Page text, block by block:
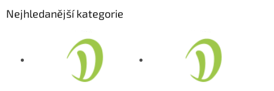
Nejhledanější kategorie